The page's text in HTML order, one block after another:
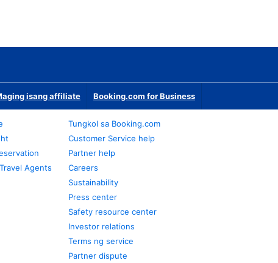
isang affiliate Booking.com for Business
Agents
Tungkol sa Booking.com
Customer Service help
Partner help
Careers
Sustainability
Press center
Safety resource center
Investor relations
Terms ng service
Partner dispute